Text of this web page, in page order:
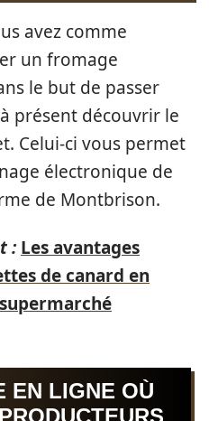
avez comme
un fromage
le but de passer
présent découvrir le
Celui-ci vous permet
électronique de
de Montbrison.
: Les avantages
de canard en
EN LIGNE OÙ